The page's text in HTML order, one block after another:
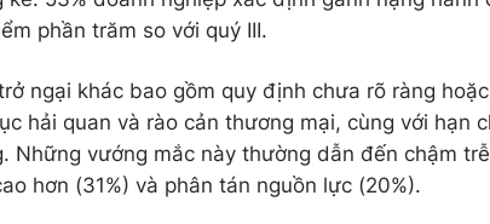
phần trăm so với quý III.
ngại khác bao gồm quy định chưa rõ ràng
hải quan và rào cản thương mại, cùng với hạn
Những vướng mắc này thường dẫn đến chậm
hơn (31%) và phân tán nguồn lực (20%).